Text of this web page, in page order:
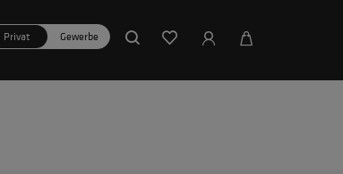
Privat Gewerbe